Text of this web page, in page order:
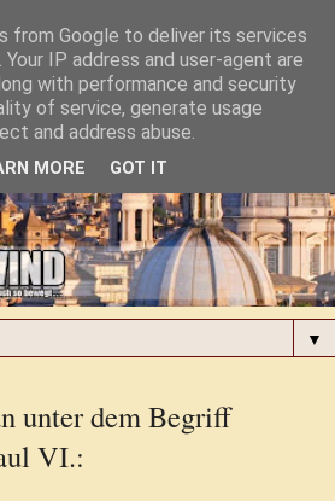
▼
unter dem Begriff
VI.:
from Google to deliver its services
IP address and user-agent are
with performance and security
of service, generate usage
and address abuse.
MORE GOT IT